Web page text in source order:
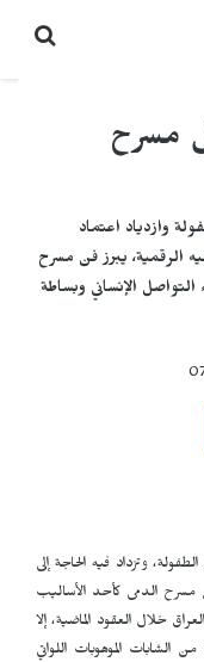
مسرح
وازدياد اعتماد
الرقمية، يبرز فن مسرح
الإنساني وبساطة
وتزداد فيه الحاجة إلى
مسرح الدمى كأحد الأساليب
خلال العقود الماضية، إلا
الموهوبات اللواتي